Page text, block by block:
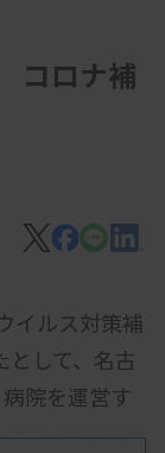
コロナ補
イルス対策補
として、名古
院を運営す
57）＝福島県